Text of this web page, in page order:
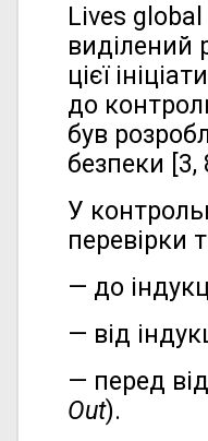
Lives
виділений
цієї
до
був
безпеки [3,
У
перевірки
— до
— від
— перед
Out).